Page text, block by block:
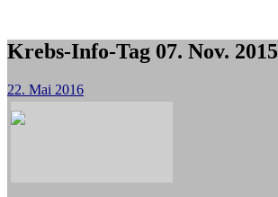
Krebs-Info-Tag 07. Nov. 2015
22. Mai 2016